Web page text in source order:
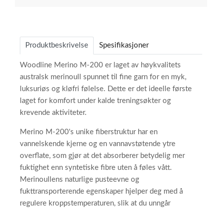
Produktbeskrivelse Spesifikasjoner
Woodline Merino M-200 er laget av høykvalitets
australsk merinoull spunnet til fine garn for en myk,
luksuriøs og kløfri følelse. Dette er det ideelle første
laget for komfort under kalde treningsøkter og
krevende aktiviteter.
Merino M-200's unike fiberstruktur har en
vannelskende kjerne og en vannavstøtende ytre
overflate, som gjør at det absorberer betydelig mer
fuktighet enn syntetiske fibre uten å føles vått.
Merinoullens naturlige pusteevne og
fukttransporterende egenskaper hjelper deg med å
regulere kroppstemperaturen, slik at du unngår